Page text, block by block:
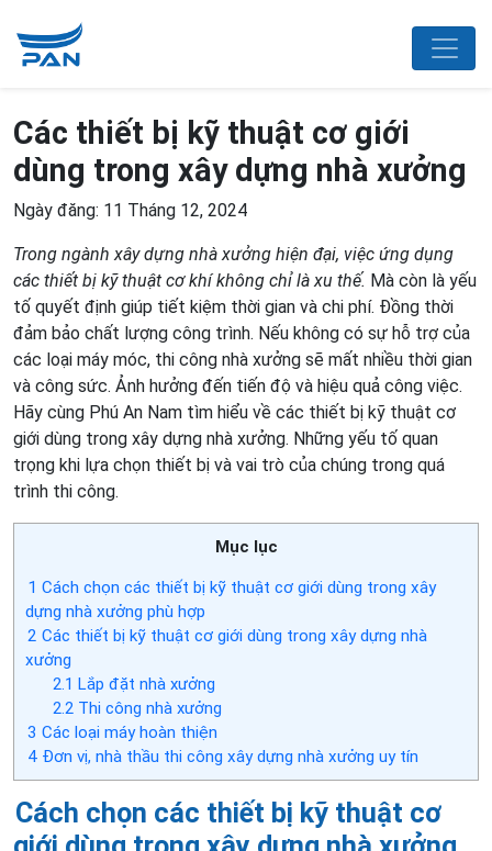
Các thiết bị kỹ thuật cơ giới
dùng trong xây dựng nhà xưởng
Ngày đăng: 11 Tháng 12, 2024
Trong ngành xây dựng nhà xưởng hiện đại, việc ứng dụng
các thiết bị kỹ thuật cơ khí không chỉ là xu thế. Mà còn là yếu
tố quyết định giúp tiết kiệm thời gian và chi phí. Đồng thời
đảm bảo chất lượng công trình. Nếu không có sự hỗ trợ của
các loại máy móc, thi công nhà xưởng sẽ mất nhiều thời gian
và công sức. Ảnh hưởng đến tiến độ và hiệu quả công việc.
Hãy cùng Phú An Nam tìm hiểu về các thiết bị kỹ thuật cơ
giới dùng trong xây dựng nhà xưởng. Những yếu tố quan
trọng khi lựa chọn thiết bị và vai trò của chúng trong quá
trình thi công.
Mục lục
1 Cách chọn các thiết bị kỹ thuật cơ giới dùng trong xây
dựng nhà xưởng phù hợp
2 Các thiết bị kỹ thuật cơ giới dùng trong xây dựng nhà
xưởng
2.1 Lắp đặt nhà xưởng
2.2Thi công nhà xưởng
3 Các loại máy hoàn thiện
4 Đơn vị, nhà thầu thi công xây dựng nhà xưởng uy tín
Cách chọn các thiết bị kỹ thuật cơ